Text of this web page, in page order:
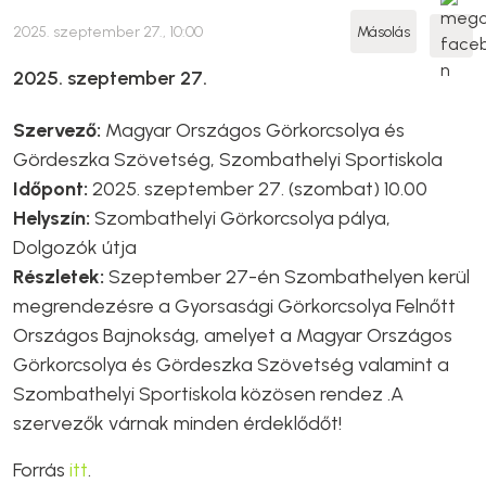
2025. szeptember 27., 10:00 Másolás
2025. szeptember 27.
Szervező: Magyar Országos Görkorcsolya és
Gördeszka Szövetség, Szombathelyi Sportiskola
Időpont: 2025. szeptember 27. (szombat) 10.00
Helyszín: Szombathelyi Görkorcsolya pálya,
Dolgozók útja
Részletek: Szeptember 27-én Szombathelyen kerül
megrendezésre a Gyorsasági Görkorcsolya Felnőtt
Országos Bajnokság, amelyet a Magyar Országos
Görkorcsolya és Gördeszka Szövetség valamint a
Szombathelyi Sportiskola közösen rendez .A
szervezők várnak minden érdeklődőt!
Forrás itt.